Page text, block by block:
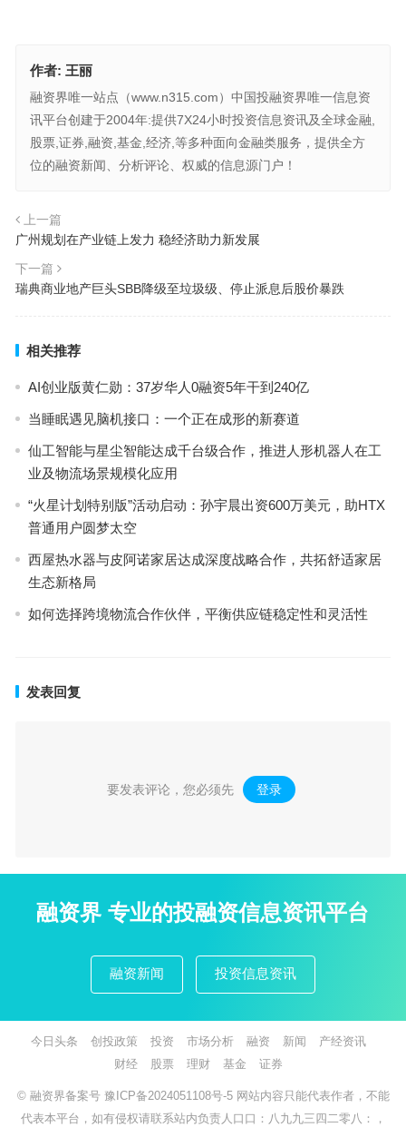
作者: 王丽
融资界唯一站点（www.n315.com）中国投融资界唯一信息资
讯平台创建于2004年:提供7X24小时投资信息资讯及全球金融,
股票,证券,融资,基金,经济,等多种面向金融类服务，提供全方
位的融资新闻、分析评论、权威的信息源门户！
上一篇
广州规划在产业链上发力 稳经济助力新发展
下一篇
瑞典商业地产巨头SBB降级至垃圾级、停止派息后股价暴跌
相关推荐
AI创业版黄仁勋：37岁华人0融资5年干到240亿
当睡眠遇见脑机接口：一个正在成形的新赛道
仙工智能与星尘智能达成千台级合作，推进人形机器人在工
业及物流场景规模化应用
“火星计划特别版”活动启动：孙宇晨出资600万美元，助HTX
普通用户圆梦太空
西屋热水器与皮阿诺家居达成深度战略合作，共拓舒适家居
生态新格局
如何选择跨境物流合作伙伴，平衡供应链稳定性和灵活性
发表回复
要发表评论，您必须先 登录 。
融资界 专业的投融资信息资讯平台
融资新闻 投资信息资讯
今日头条 创投政策 投资 市场分析 融资 新闻
产经资讯
财经
股票 理财 基金 证券
© 融资界备案号 豫ICP备2024051108号-5 网站内容只能代表作者，不能
代表本平台，如有侵权请联系站内负责人口口：八九九三四二零八：，